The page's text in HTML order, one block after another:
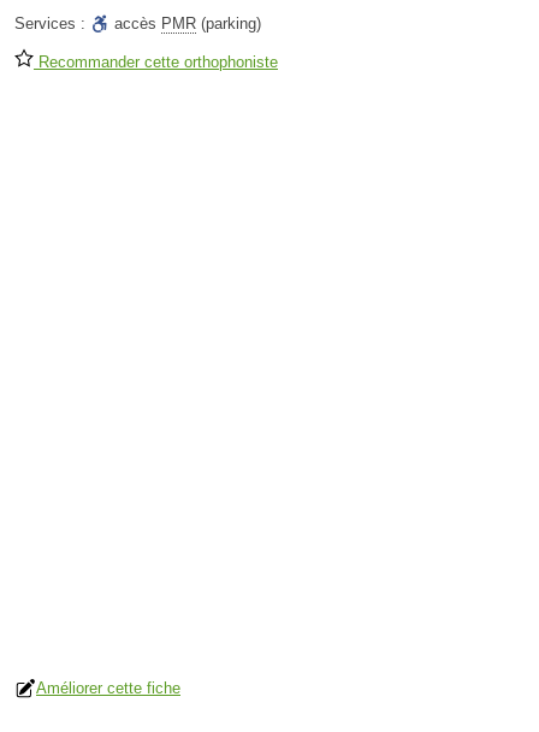
Services : accès PMR (parking)
Recommander cette orthophoniste
Améliorer cette fiche